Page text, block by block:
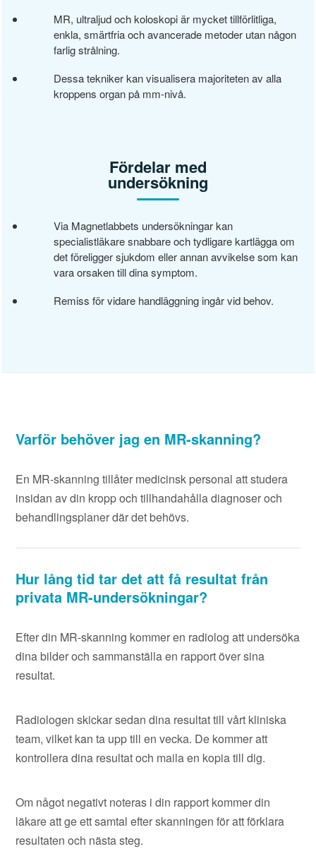
MR, ultraljud och koloskopi är mycket tillförlitliga,
enkla, smärtfria och avancerade metoder utan någon
farlig strålning.
Dessa tekniker kan visualisera majoriteten av alla
kroppens organ på mm-nivå.
Fördelar med
undersökning
Via Magnetlabbets undersökningar kan
specialistläkare snabbare och tydligare kartlägga om
det föreligger sjukdom eller annan avvikelse som kan
vara orsaken till dina symptom.
Remiss för vidare handläggning ingår vid behov.
Varför behöver jag en MR-skanning?
En MR-skanning tillåter medicinsk personal att studera
insidan av din kropp och tillhandahålla diagnoser och
behandlingsplaner där det behövs.
Hur lång tid tar det att få resultat från
privata MR-undersökningar?
Efter din MR-skanning kommer en radiolog att undersöka
dina bilder och sammanställa en rapport över sina
resultat.
Radiologen skickar sedan dina resultat till vårt kliniska
team, vilket kan ta upp till en vecka. De kommer att
kontrollera dina resultat och maila en kopia till dig.
Om något negativt noteras i din rapport kommer din
läkare att ge ett samtal efter skanningen för att förklara
resultaten och nästa steg.